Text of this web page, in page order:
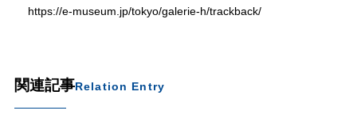
https://e-museum.jp/tokyo/galerie-h/trackback/
関連記事Relation Entry